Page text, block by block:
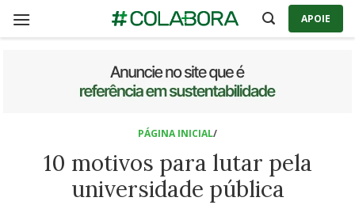
APOIE
PÁGINA INICIAL/
10 motivos para lutar pela
universidade pública